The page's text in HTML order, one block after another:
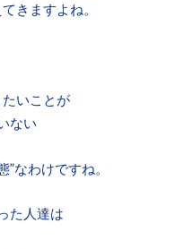
きますよね。
いことが
ない
なわけですね。
た人達は